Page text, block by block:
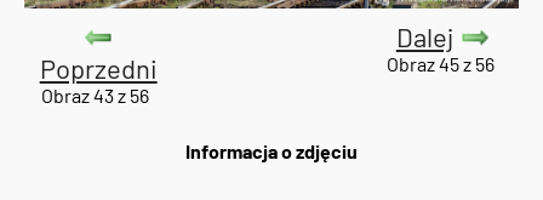
Poprzedni
Obraz 43 z 56
Dalej
Obraz 45 z 56
Informacja o zdjęciu